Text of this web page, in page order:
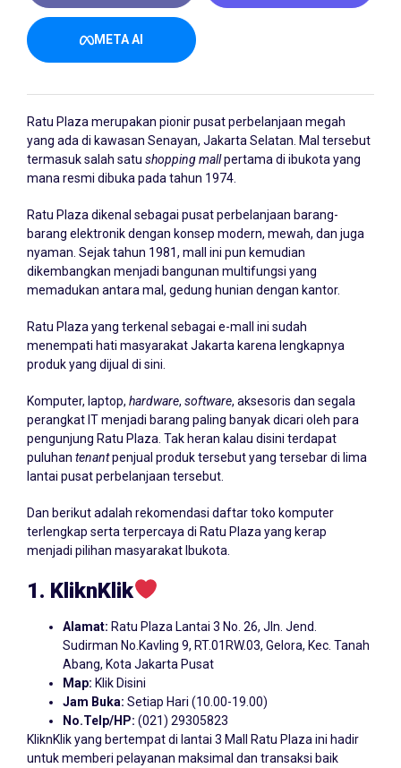
META AI
Ratu Plaza merupakan pionir pusat perbelanjaan megah
yang ada di kawasan Senayan, Jakarta Selatan. Mal tersebut
termasuk salah satu shoppingmallpertama di ibukota yang
mana resmi dibuka pada tahun 1974.
Ratu Plaza dikenal sebagai pusat perbelanjaan barang-
barang elektronik dengan konsep modern, mewah, dan juga
nyaman. Sejak tahun 1981, mall ini pun kemudian
dikembangkan menjadi bangunan multifungsi yang
memadukan antara mal, gedung hunian dengan kantor.
Ratu Plaza yang terkenal sebagai e-mall ini sudah
menempati hati masyarakat Jakarta karena lengkapnya
produk yang dijual di sini.
Komputer, laptop, hardware, software, aksesoris dan segala
perangkat IT menjadi barang paling banyak dicari oleh para
pengunjung Ratu Plaza. Tak heran kalau disini terdapat
puluhan tenantpenjual produk tersebut yang tersebar di lima
lantai pusat perbelanjaan tersebut.
Dan berikut adalah rekomendasi daftar toko komputer
terlengkap serta terpercaya di Ratu Plaza yang kerap
menjadi pilihan masyarakat Ibukota.
1. KliknKlik
Alamat: Ratu Plaza Lantai 3 No. 26, Jln. Jend.
Sudirman No.Kavling 9, RT.01RW.03, Gelora, Kec. Tanah
Abang, Kota Jakarta Pusat
Map: Klik Disini
Jam Buka: Setiap Hari (10.00-19.00)
No.Telp/HP: (021) 29305823
KliknKlik yang bertempat di lantai 3 Mall Ratu Plaza ini hadir
untuk memberi pelayanan maksimal dan transaksi baik